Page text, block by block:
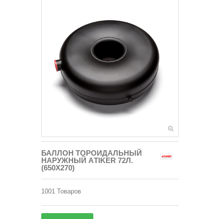
БАЛЛОН ТОРОИДАЛЬНЫЙ
НАРУЖНЫЙ АTIKER 72Л.
(650Х270)
1001 Товаров